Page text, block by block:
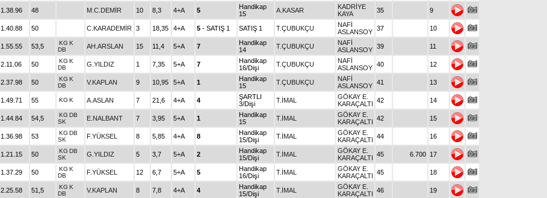
1.38.96 48 M.C.DEMİR 10 8,3 4+A 5
Handikap
15
A.KASAR
KADRİYE
KAYA
35 9
1.40.88 50 C.KARADEMİR 3 18,35 4+A 5 - SATIŞ 1 SATIŞ 1 T.ÇUBUKÇU
NAFİ
ASLANSOY 37 10
1.55.55 53,5 KG K
DB
AH.ARSLAN 15 11,4 5+A 7
Handikap
14
T.ÇUBUKÇU
NAFİ
ASLANSOY 39 11
2.11.06 50 KG K
DB
G.YILDIZ 1 7,35 5+A 7
Handikap
16/Dişi
T.ÇUBUKÇU
NAFİ
ASLANSOY 40 12
2.37.98 50 KG K
DB
V.KAPLAN 9 10,95 5+A 1
Handikap
15
T.ÇUBUKÇU
NAFİ
ASLANSOY 41 13
1.49.71 55 KG K A.ASLAN 7 21,6 4+A 4
ŞARTLI
3/Dişi
T.İMAL
GÖKAY E.
KARAÇALTI 42 14
1.44.84 54,5 KG DB
SK
E.NALBANT 7 3,95 5+A 1
Handikap
15
T.İMAL
GÖKAY E.
KARAÇALTI 42 15
1.36.98 53 KG DB
SK
F.YÜKSEL 8 5,85 4+A 8
Handikap
15/Dişi
T.İMAL
GÖKAY E.
KARAÇALTI 44 16
1.21.15 50 KG DB
SK
G.YILDIZ 5 3,7 5+A 2
Handikap
15/Dişi
T.İMAL
GÖKAY E.
KARAÇALTI 45 6.700 17
1.37.29 50 KG K
DB
F.YÜKSEL 12 6,7 5+A 5
Handikap
16/Dişi
T.İMAL
GÖKAY E.
KARAÇALTI 45 18
2.25.58 51,5 KG K
DB
V.KAPLAN 8 7,8 4+A 4
Handikap
15/Dişi
T.İMAL
GÖKAY E.
KARAÇALTI 46 19